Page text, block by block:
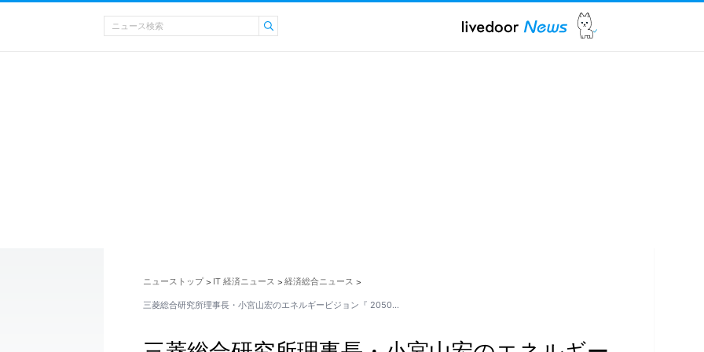
ニューストップ > IT 経済ニュース > 経済総合ニュース >
三菱総合研究所理事長・小宮山宏のエネルギービジョン『 2050…